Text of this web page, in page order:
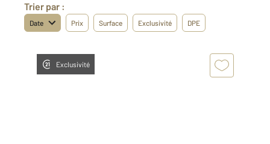
Trier par :
Date Prix Surface Exclusivité DPE
Exclusivité